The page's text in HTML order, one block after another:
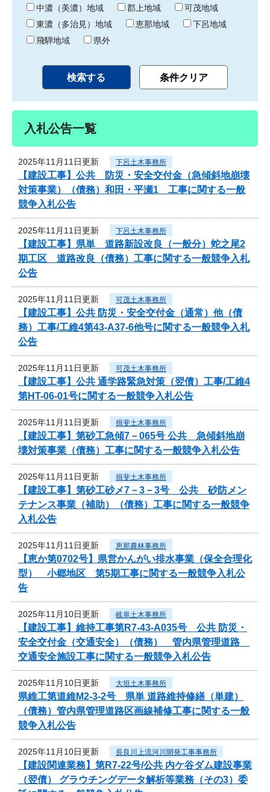
中濃（美濃）地域
郡上地域
可茂地域
東濃（多治見）地域
恵那地域
下呂地域
飛騨地域
県外
入札公告一覧
2025年11月11日更新 下呂土木事務所
【建設工事】公共 防災・安全交付金（急傾斜地崩壊
対策事業）（債務）和田・平瀬1 工事に関する一般
競争入札公告
2025年11月11日更新 下呂土木事務所
【建設工事】県単 道路新設改良（一般分）蛇之尾2
期工区 道路改良（債務）工事に関する一般競争入札
公告
2025年11月11日更新 可茂土木事務所
【建設工事】公共 防災・安全交付金（通常）他（債
務）工事/工維4第43-A37-6他号に関する一般競争入札
公告
2025年11月11日更新 可茂土木事務所
【建設工事】公共 通学路緊急対策（翌債）工事/工維4
第HT-06-01号に関する一般競争入札公告
2025年11月11日更新 揖斐土木事務所
【建設工事】第砂工急傾7－065号 公共 急傾斜地崩
壊対策事業（債務）工事に関する一般競争入札公告
2025年11月11日更新 揖斐土木事務所
【建設工事】第砂工砂メ7－3－3号 公共 砂防メン
テナンス事業（補助）（債務）工事に関する一般競争
入札公告
2025年11月11日更新 恵那農林事務所
【恵か第0702号】県営かんがい排水事業（保全合理化
型） 小郷地区 第5期工事に関する一般競争入札公
告
2025年11月10日更新 岐阜土木事務所
【建設工事】維持工事第R7-43-A035号 公共 防災・
安全交付金（交通安全）（債務） 管内県管理道路
交通安全施設工事に関する一般競争入札公告
2025年11月10日更新 大垣土木事務所
県維工第道維M2-3-2号 県単 道路維持修繕（単建）
（債務）管内県管理道路区画線補修工事に関する一般
競争入札公告
2025年11月10日更新 長良川上流河川開発工事事務所
【建設関連業務】第R7-22号/公共 内ケ谷ダム建設事業
（翌債） グラウチングデータ解析等業務（その3）委